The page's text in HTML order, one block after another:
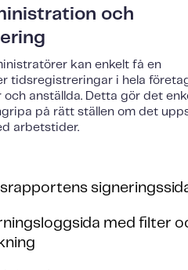
och
kan enkelt få en
tidsregistreringar i hela
och anställda. Detta gör det
på rätt ställen om det
arbetstider.
med filter